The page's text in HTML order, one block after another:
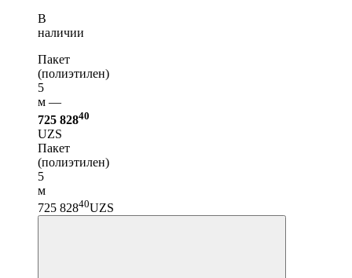
В
наличии
Пакет
(полиэтилен)
5
м —
725 82840
UZS
Пакет
(полиэтилен)
5
м
725 82840UZS